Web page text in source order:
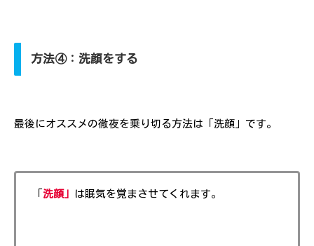
方法④：洗顔をする
最後にオススメの徹夜を乗り切る方法は「洗顔」です。
洗顔」 は眠気を覚まさせてくれます。